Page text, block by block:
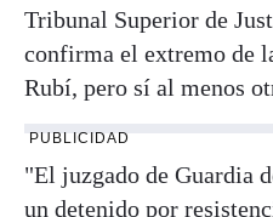
Tribunal Superior de
confirma el extremo de
Rubí, pero sí al menos
PUBLICIDAD
"El juzgado de Guardia
un detenido por